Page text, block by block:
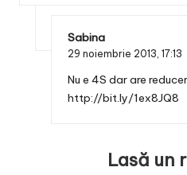
Sabina
29 noiembrie 2013, 17:13
Nu e 4S dar are
http://bit.ly/1ex8JQ8
Lasă un